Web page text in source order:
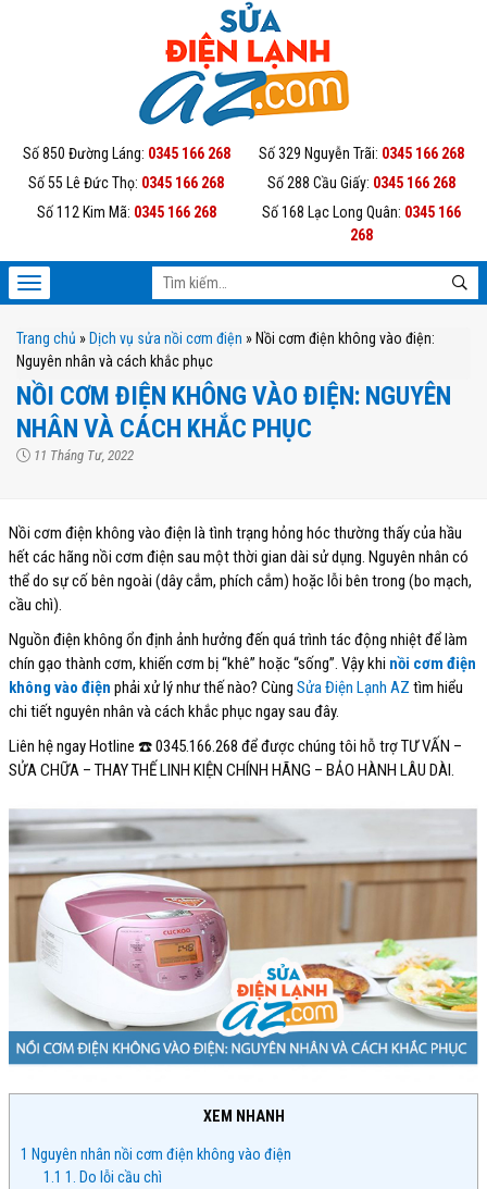
Số 850 Đường Láng: 0345 166 268 Số 329 Nguyễn Trãi: 0345 166 268
Số 55 Lê Đức Thọ: 0345 166 268 Số 288 Cầu Giấy: 0345 166 268
Số 112 Kim Mã: 0345 166 268 Số 168 Lạc Long Quân: 0345 166
268
Trang chủ » Dịch vụ sửa nồi cơm điện » Nồi cơm điện không vào điện:
Nguyên nhân và cách khắc phục
NỒI CƠM ĐIỆN KHÔNG VÀO ĐIỆN: NGUYÊN
NHÂN VÀ CÁCH KHẮC PHỤC
11 Tháng Tư, 2022
Nồi cơm điện không vào điện là tình trạng hỏng hóc thường thấy của hầu
hết các hãng nồi cơm điện sau một thời gian dài sử dụng. Nguyên nhân có
thể do sự cố bên ngoài (dây cắm, phích cắm) hoặc lỗi bên trong (bo mạch,
cầu chì).
Nguồn điện không ổn định ảnh hưởng đến quá trình tác động nhiệt để làm
chín gạo thành cơm, khiến cơm bị “khê” hoặc “sống”. Vậy khi nồi cơm điện
không vào điện phải xử lý như thế nào? Cùng Sửa Điện Lạnh AZ tìm hiểu
chi tiết nguyên nhân và cách khắc phục ngay sau đây.
Liên hệ ngay Hotline ☎️ 0345.166.268 để được chúng tôi hỗ trợ TƯ VẤN –
SỬA CHỮA – THAY THẾ LINH KIỆN CHÍNH HÃNG – BẢO HÀNH LÂU DÀI.
XEM NHANH
1 Nguyên nhân nồi cơm điện không vào điện
1.1 1. Do lỗi cầu chì